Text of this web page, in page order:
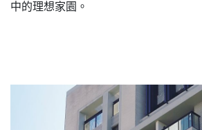
中的理想家園。